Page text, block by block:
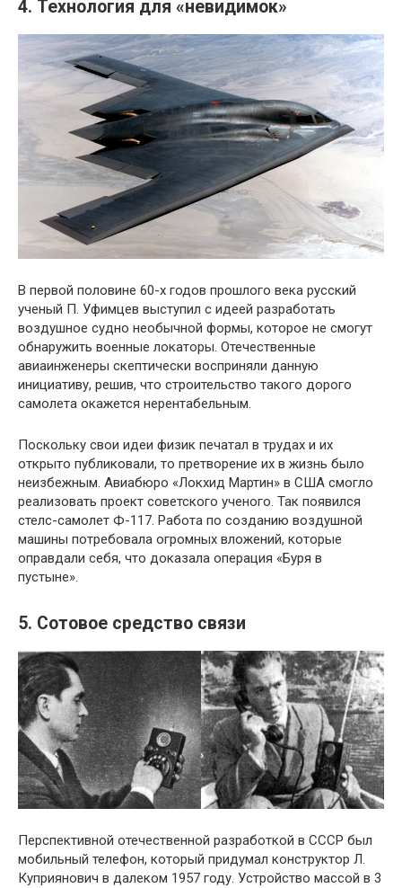
4. Технология для «невидимок»
В первой половине 60-х годов прошлого века русский
ученый П. Уфимцев выступил с идеей разработать
воздушное судно необычной формы, которое не смогут
обнаружить военные локаторы. Отечественные
авиаинженеры скептически восприняли данную
инициативу, решив, что строительство такого дорого
самолета окажется нерентабельным.
Поскольку свои идеи физик печатал в трудах и их
открыто публиковали, то претворение их в жизнь было
неизбежным. Авиабюро «Локхид Мартин» в США смогло
реализовать проект советского ученого. Так появился
стелс-самолет Ф-117. Работа по созданию воздушной
машины потребовала огромных вложений, которые
оправдали себя, что доказала операция «Буря в
пустыне».
5. Сотовое средство связи
Перспективной отечественной разработкой в СССР был
мобильный телефон, который придумал конструктор Л.
Куприянович в далеком 1957 году. Устройство массой в 3